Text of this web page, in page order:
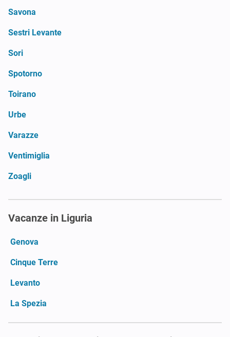
Savona
Sestri Levante
Sori
Spotorno
Toirano
Urbe
Varazze
Ventimiglia
Zoagli
Vacanze in Liguria
Genova
Cinque Terre
Levanto
La Spezia